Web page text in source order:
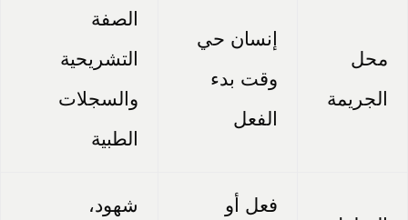
محل
الجريمة
إنسان حي
وقت بدء
الفعل
الصفة
التشريحية
والسجلات
الطبية
فعل أو
شهود،